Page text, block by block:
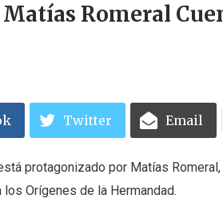
Romeral
Twitter Email
protagonizado por Matías
Orígenes de la Hermandad.